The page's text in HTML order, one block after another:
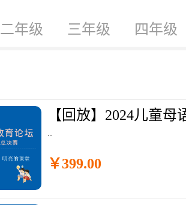
二年级 三年级 四年级
..
￥399.00